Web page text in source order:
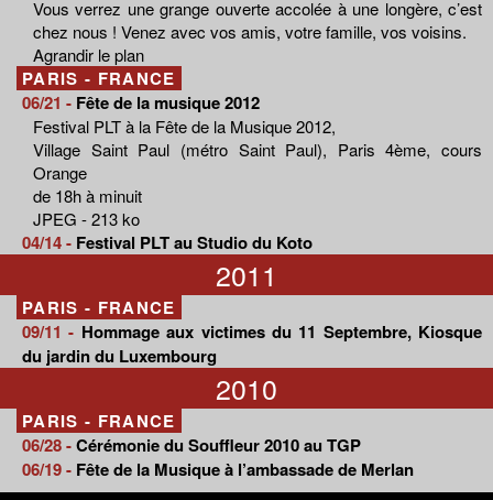
Vous verrez une grange ouverte accolée à une longère, c’est
chez nous ! Venez avec vos amis, votre famille, vos voisins.
Agrandir le plan
PARIS - FRANCE
06/21 - Fête de la musique 2012
Festival PLT à la Fête de la Musique 2012,
Village Saint Paul (métro Saint Paul), Paris 4ème, cours
Orange
de 18h à minuit
JPEG - 213 ko
04/14 - Festival PLT au Studio du Koto
2011
PARIS - FRANCE
09/11 - Hommage aux victimes du 11 Septembre, Kiosque
du jardin du Luxembourg
2010
PARIS - FRANCE
06/28 -Cérémonie du Souffleur 2010 au TGP
06/19 - Fête de la Musique à l’ambassade de Merlan